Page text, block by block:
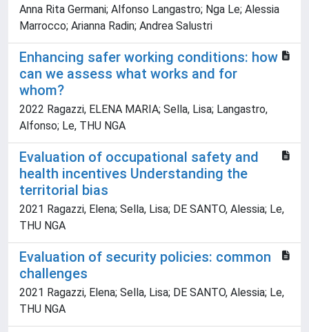
Anna Rita Germani; Alfonso Langastro; Nga Le; Alessia
Marrocco; Arianna Radin; Andrea Salustri
Enhancing safer working conditions: how
can we assess what works and for
whom?
2022 Ragazzi, ELENA MARIA; Sella, Lisa; Langastro,
Alfonso; Le, THU NGA
Evaluation of occupational safety and
health incentives Understanding the
territorial bias
2021 Ragazzi, Elena; Sella, Lisa; DE SANTO, Alessia; Le,
THU NGA
Evaluation of security policies: common
challenges
2021 Ragazzi, Elena; Sella, Lisa; DE SANTO, Alessia; Le,
THU NGA